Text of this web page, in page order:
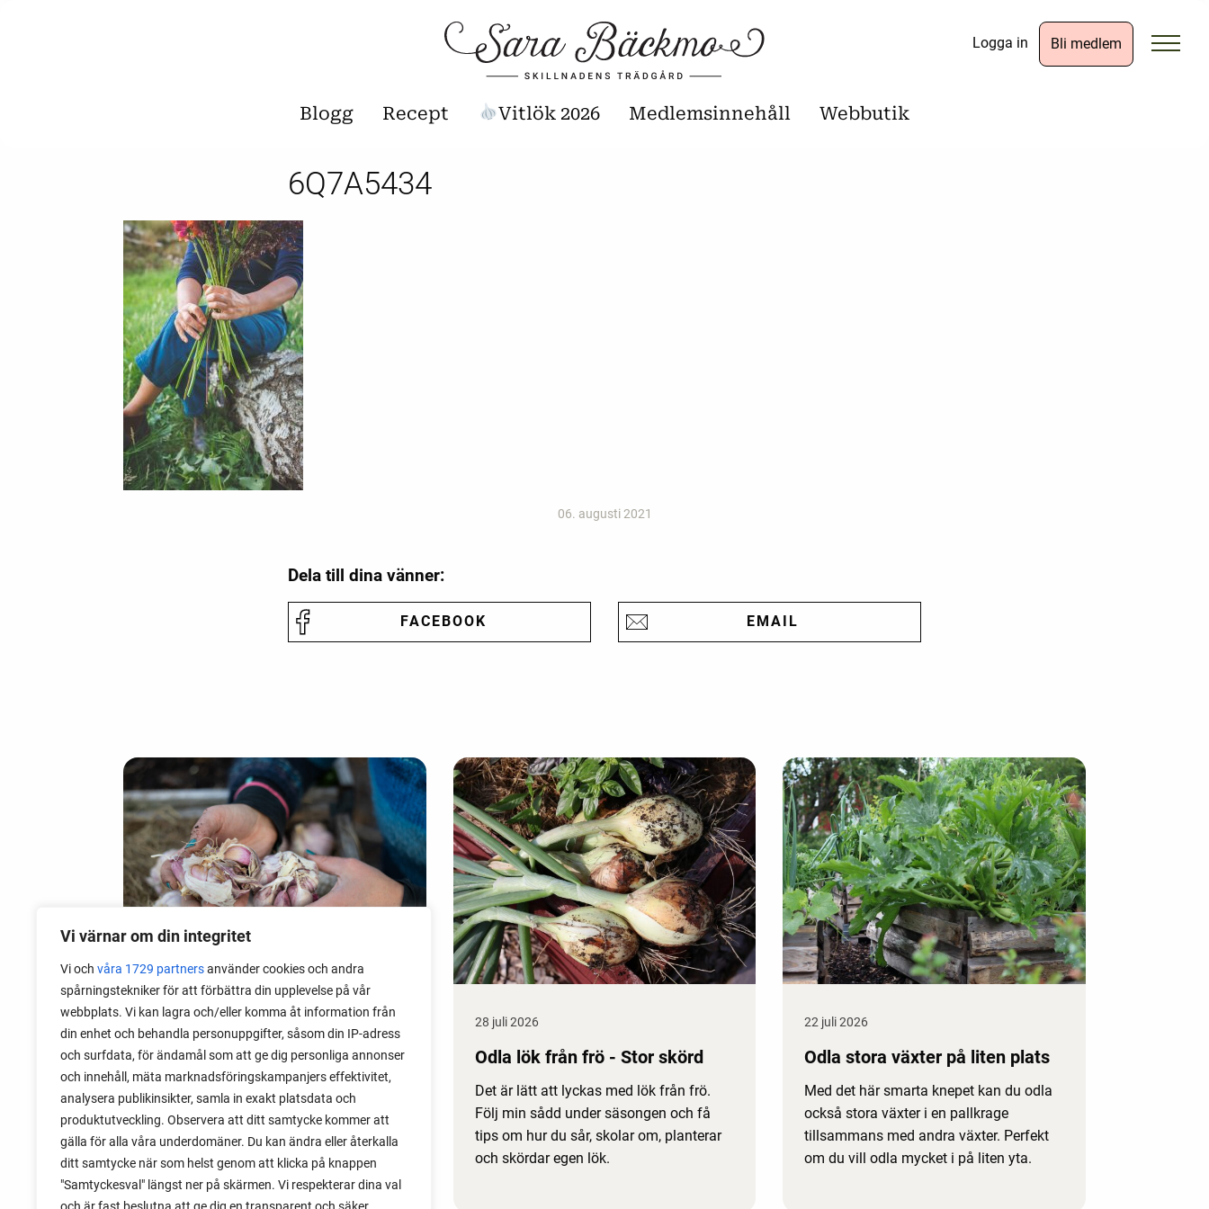
Vi värnar om din integritet
Vi och våra 1729 partnersanvänder cookies och andra
spårningstekniker för att förbättra din upplevelse på vår
webbplats. Vi kan lagra och/eller komma åt information från
din enhet och behandla personuppgifter, såsom din IP-adress
och surfdata, för ändamål som att ge dig personliga annonser
och innehåll, mäta marknadsföringskampanjers effektivitet,
analysera publikinsikter, samla in exakt platsdata och
produktutveckling. Observera att ditt samtycke kommer att
gälla för alla våra underdomäner. Du kan ändra eller återkalla
ditt samtycke när som helst genom att klicka på knappen
"Samtyckesval" längst ner på skärmen. Vi respekterar dina val
Logga in Bli medlem
Blogg Recept Vitlök 2026 Medlemsinnehåll Webbutik
6Q7A5434
06. augusti 2021
Dela till dina vänner:
FACEBOOK EMAIL
06 augusti 2026
Sätta vitlök på våren i Sverige
Om du har tur med vädret kan det gå fint
att sätta vitlök också på våren. Men
tillförlitligast är att sätta vitlök på hösten
och vintern.
28 juli 2026
Odla lök från frö - Stor skörd
Det är lätt att lyckas med lök från frö.
Följ min sådd under säsongen och få
tips om hur du sår, skolar om, planterar
och skördar egen lök.
22 juli 2026
Odla stora växter på liten plats
Med det här smarta knepet kan du odla
också stora växter i en pallkrage
tillsammans med andra växter. Perfekt
om du vill odla mycket i på liten yta.